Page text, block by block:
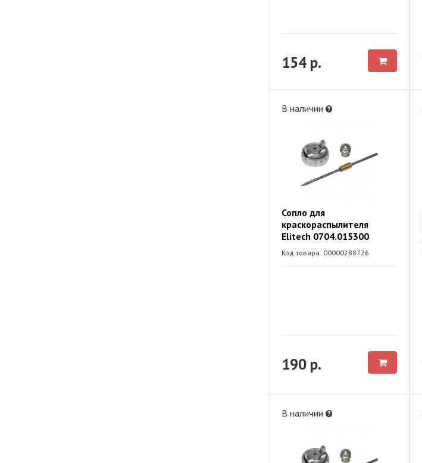
154 р.
В наличии
Сопло для
краскораспылителя
Elitech 0704.015300
Код товара: 00000288726
190 р.
В наличии